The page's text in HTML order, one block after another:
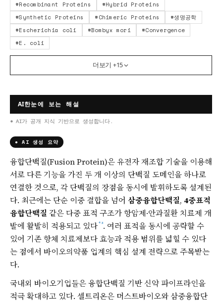
#Recombinant Proteins #Hybrid Proteins
#Synthetic Proteins #Chimeric Proteins #생명공학
#Escherichia coli #Bombyx mori #Convergence
#E. coli
더보기 +15
AI한눈에 보는 해설
* AI가 공개 지식 기반으로 생성합니다.
● AI 생성 요약
융합단백질(Fusion Protein)은 유전자 재조합 기술을 이용해
서로 다른 기능을 가진 두 개 이상의 단백질 도메인을 하나로
연결한 것으로, 각 단백질의 장점을 동시에 발휘하도록 설계된
다. 최근에는 단순 이중 결합을 넘어 삼중융합단백질, 4중표적
융합단백질 같은 다중 표적 구조가 항암제·안과질환 치료제 개
발에 활발히 적용되고 있다⁴³. 여러 표적을 동시에 공략할 수
있어 기존 항체 치료제보다 효능과 적용 범위를 넓힐 수 있다
는 점에서 바이오의약품 업계의 핵심 설계 전략으로 주목받는
다.
국내외 바이오기업들은 융합단백질 기반 신약 파이프라인을
적극 확대하고 있다. 셀트리온은 머스트바이오와 삼중융합단